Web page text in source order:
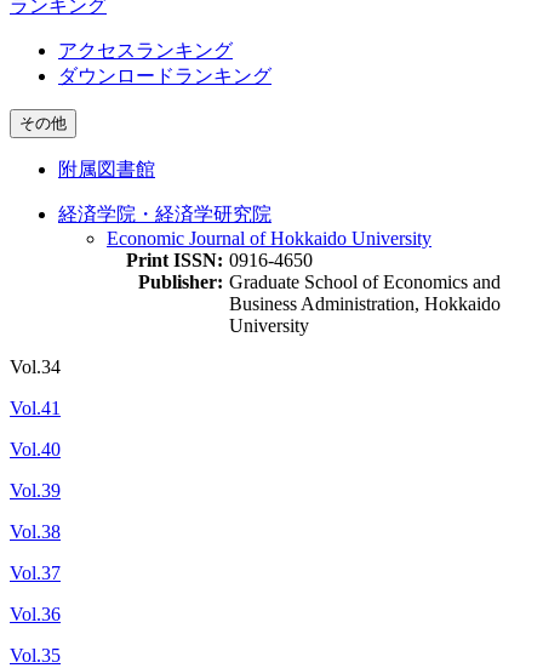
ランキング
アクセスランキング
ダウンロードランキング
その他
附属図書館
経済学院・経済学研究院
Economic Journal of Hokkaido University
Print ISSN: 0916-4650
Publisher: Graduate School of Economics and
Business Administration, Hokkaido
University
Vol.34
Vol.41
Vol.40
Vol.39
Vol.38
Vol.37
Vol.36
Vol.35